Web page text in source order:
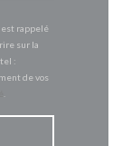
est rappelé
sur la
:
de vos